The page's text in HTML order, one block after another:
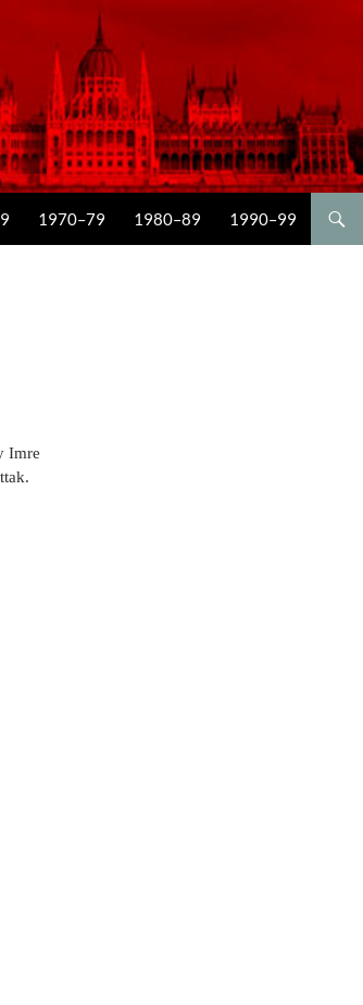
1970–79 1980–89 1990–99
Imre